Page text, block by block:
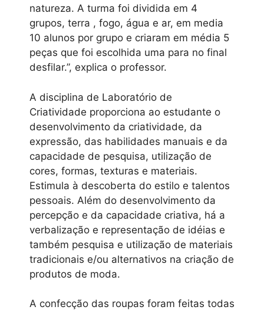
natureza. A turma foi dividida em 4
grupos, terra , fogo, água e ar, em media
10 alunos por grupo e criaram em média 5
peças que foi escolhida uma para no final
desfilar.”, explica o professor.
A disciplina de Laboratório de
Criatividade proporciona ao estudante o
desenvolvimento da criatividade, da
expressão, das habilidades manuais e da
capacidade de pesquisa, utilização de
cores, formas, texturas e materiais.
Estimula à descoberta do estilo e talentos
pessoais. Além do desenvolvimento da
percepção e da capacidade criativa, há a
verbalização e representação de idéias e
também pesquisa e utilização de materiais
tradicionais e/ou alternativos na criação de
produtos de moda.
A confecção das roupas foram feitas todas